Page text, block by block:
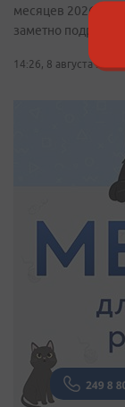
месяцев 2026
заметно подросли
14:26, 8 августа 2026